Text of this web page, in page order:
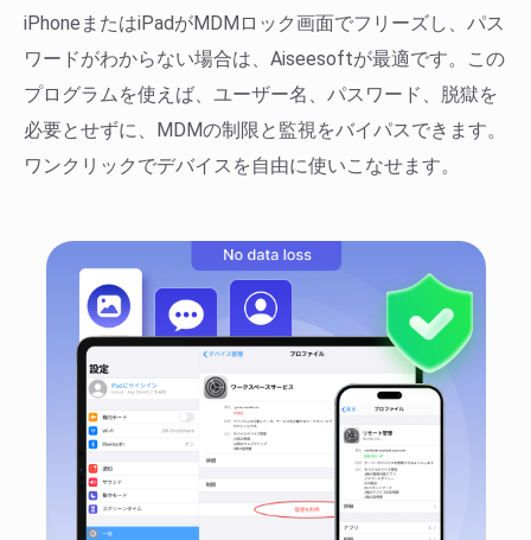
iPhoneまたはiPadがMDMロック画面でフリーズし、パス
ワードがわからない場合は、Aiseesoftが最適です。この
プログラムを使えば、ユーザー名、パスワード、脱獄を
必要とせずに、MDMの制限と監視をバイパスできます。
ワンクリックでデバイスを自由に使いこなせます。